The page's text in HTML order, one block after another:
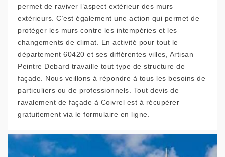
permet de raviver l’aspect extérieur des murs
extérieurs. C’est également une action qui permet de
protéger les murs contre les intempéries et les
changements de climat. En activité pour tout le
département 60420 et ses différentes villes, Artisan
Peintre Debard travaille tout type de structure de
façade. Nous veillons à répondre à tous les besoins de
particuliers ou de professionnels. Tout devis de
ravalement de façade à Coivrel est à récupérer
gratuitement via le formulaire en ligne.